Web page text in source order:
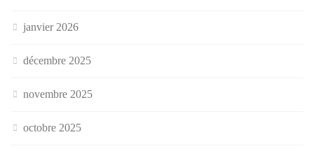
janvier 2026
décembre 2025
novembre 2025
octobre 2025